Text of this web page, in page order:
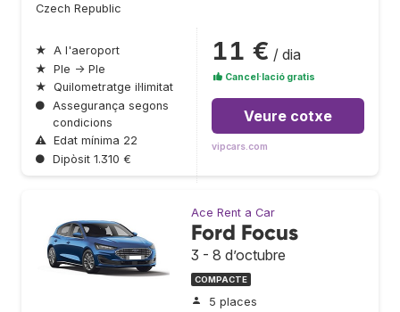
Czech Republic
★ A l'aeroport
★ Ple → Ple
★ Quilometratge il·limitat
● Assegurança segons
condicions
⚠ Edat mínima 22
● Dipòsit 1.310 €
11 € / dia
Cancel·lació gratis
Veure cotxe
vipcars.com
Ace Rent a Car
Ford Focus
3 - 8 d’octubre
COMPACTE
5 places